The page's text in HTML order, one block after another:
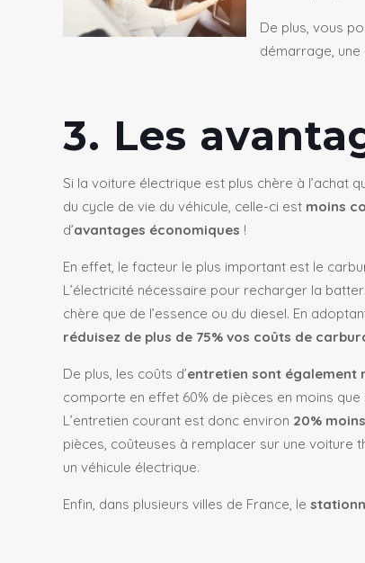
De plus, vous
démarrage, une
3. Les
Si la voiture électrique est plus chère à l’achat
du cycle de vie du véhicule, celle-ci est moins
d’avantages économiques !
En effet, le facteur le plus important est le
L’électricité nécessaire pour recharger la
chère que de l’essence ou du diesel. En
réduisez de plus de 75% vos coûts de
De plus, les coûts d’entretien sont également
comporte en effet 60% de pièces en moins
L’entretien courant est donc environ 20%
pièces, coûteuses à remplacer sur une voiture
un véhicule électrique.
Enfin, dans plusieurs villes de France, le